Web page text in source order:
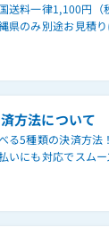
送料一律1,100円（
県のみ別途お見積り
方法について
る5種類の決済方法！
いにも対応でスムー